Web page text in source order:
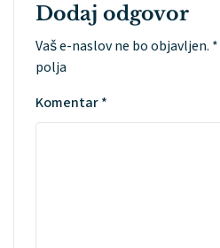
Dodaj odgovor
Vaš e-naslov ne bo objavljen. *
polja
Komentar*